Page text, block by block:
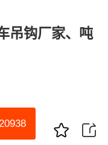
吊钩厂家、吨